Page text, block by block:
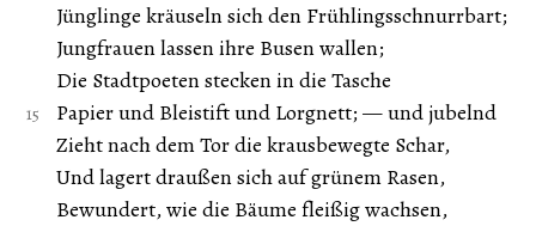
Jünglinge kräuseln sich den Frühlingsschnurrbart;
Jungfrauen lassen ihre Busen wallen;
Die Stadtpoeten stecken in die Tasche
Papier und Bleistift und Lorgnett; — und jubelnd
Zieht nach dem Tor die krausbewegte Schar,
Und lagert draußen sich auf grünem Rasen,
Bewundert, wie die Bäume fleißig wachsen,